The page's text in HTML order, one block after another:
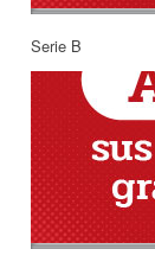
Serie B